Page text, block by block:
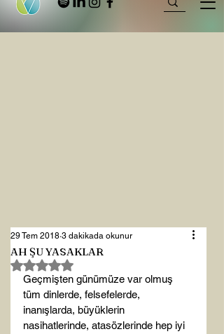
AH ŞU YASAKLAR
29 Tem 2018 3 dakikada okunur
5 üzerinden NaN yıldız
Geçmişten günümüze var olmuş
tüm dinlerde, felsefelerde,
inanışlarda, büyüklerin
nasihatlerinde, atasözlerinde hep iyi